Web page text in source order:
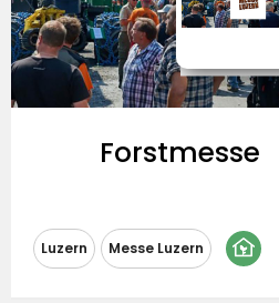
Forstmesse
Luzern Messe Luzern
Besucherzulassung Eintrittspreise